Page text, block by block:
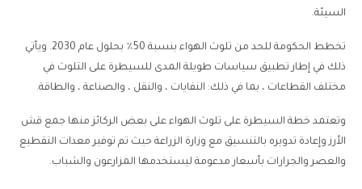
السيئة.
تخطط الحكومة للحد من تلوث الهواء بنسبة 50٪ بحلول عام 2030. ويأتي
ذلك في إطار تطبيق سياسات طويلة المدى للسيطرة على التلوث في
مختلف القطاعات ، بما في ذلك: النفايات ، والنقل ، والصناعة ، والطاقة.
وتعتمد خطة السيطرة على تلوث الهواء على بعض الركائز منها جمع قش
الأرز وإعادة تدويره بالتنسيق مع وزارة الزراعة حيث تم توفير معدات التقطيع
والعصر والجرارات بأسعار مدعومة ليستخدمها المزارعون والشباب.